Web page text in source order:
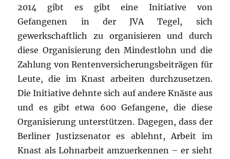
2014 gibt es gibt eine Initiative von
Gefangenen in der JVA Tegel, sich
gewerkschaftlich zu organisieren und durch
diese Organisierung den Mindestlohn und die
Zahlung von Rentenversicherungsbeiträgen für
Leute, die im Knast arbeiten durchzusetzen.
Die Initiative dehnte sich auf andere Knäste aus
und es gibt etwa 600 Gefangene, die diese
Organisierung unterstützen. Dagegen, dass der
Berliner Justizsenator es ablehnt, Arbeit im
Knast als Lohnarbeit amzuerkennen – er sieht